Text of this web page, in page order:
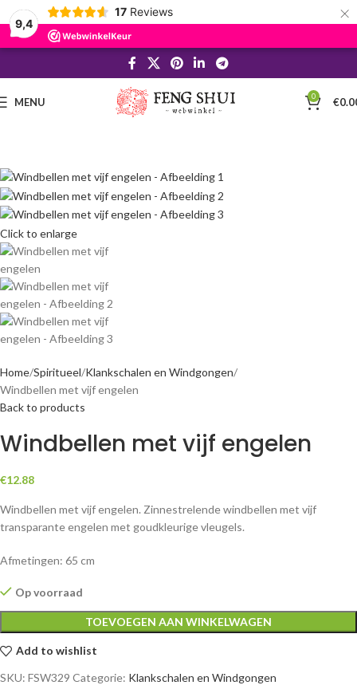
9,4
17 Reviews ×
MENU 0 €
Click to enlarge
Home Spiritueel Klankschalen en Windgongen
Windbellen met vijf engelen
Back to products
Windbellen met vijf engelen
€12.88
Windbellen met vijf engelen. Zinnestrelende windbellen met vijf
transparante engelen met goudkleurige vleugels.
Afmetingen: 65 cm
Op voorraad
TOEVOEGEN AAN WINKELWAGEN
Add to wishlist
SKU: FSW329 Categorie: Klankschalen en Windgongen